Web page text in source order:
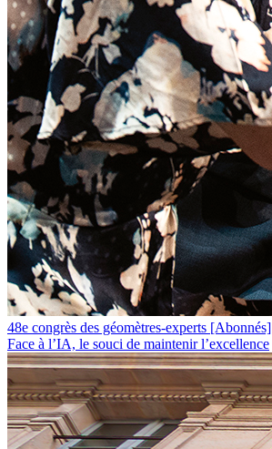
48e congrès des géomètres-experts [Abonnés]
Face à l’IA, le souci de maintenir l’excellence